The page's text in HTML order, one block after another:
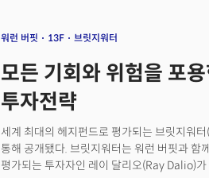
워런 버핏 93세의 나이가 너무 당연하게 여겨
냉소적이었을지도 모릅니다. 찰리 멍거는 위
이유만으로 그저 그런 회사를 사지 않도록
가격에' 인수할 수 있도록 원칙을 만들었습니
조력으로 지구상에서 가장 부유한 사람 중 한
메시지를 던지고 있을까요? 더밀크는 지난 3
알아보고자 했습니다.
워런 버핏 13F 브릿지워터
모든 기회와 위험을 포
투자전략
세계 최대의 헤지펀드로 평가되는 브릿지워
통해 공개됐다. 브릿지워터는 워런 버핏과 함
평가되는 투자자인 레이 달리오(Ray Dalio)